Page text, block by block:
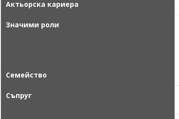
Актьорска кариера
Значими роли
Семейство
Съпруг